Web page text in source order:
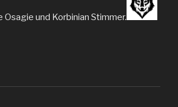
Osagie und Korbinian Stimmer.